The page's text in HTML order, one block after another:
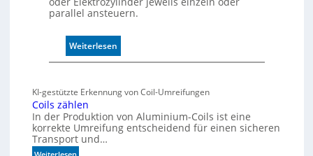
b
e
w
a
t
h
parallel ansteuern.
Weiterlesen:
M
k
s
KI-gestützte Erkennung von Coil-Umreifungen
Coils zählen
In der Produktion von Aluminium-Coils ist eine
korrekte Umreifung entscheidend für einen sicheren
Transport und…
: